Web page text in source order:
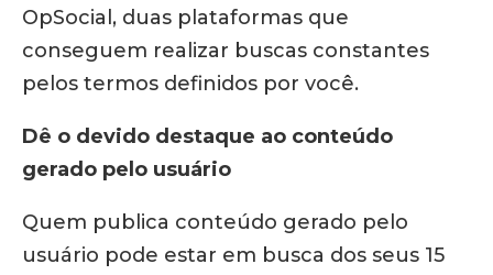
OpSocial, duas plataformas que
conseguem realizar buscas constantes
pelos termos definidos por você.
Dê o devido destaque ao conteúdo
gerado pelo usuário
Quem publica conteúdo gerado pelo
usuário pode estar em busca dos seus 15